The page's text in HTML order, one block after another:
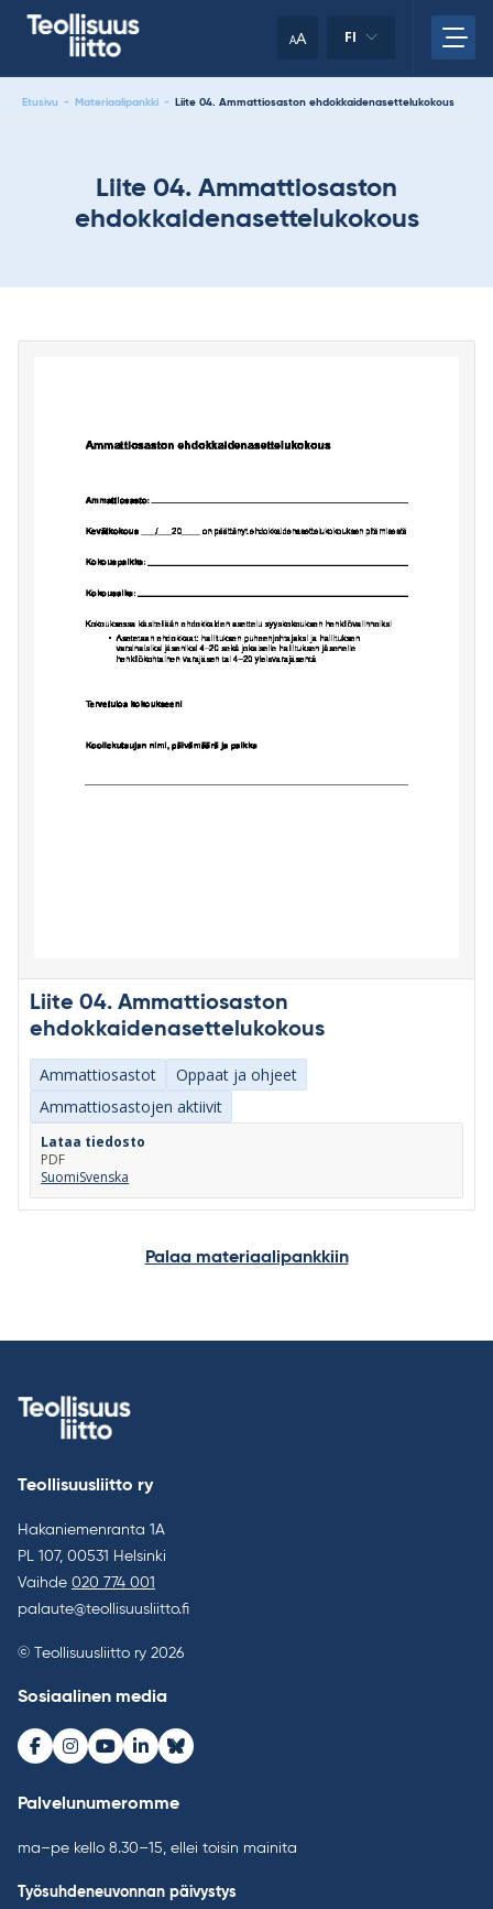
AA FI
Etusivu - Materiaalipankki - Liite 04. Ammattiosaston ehdokkaidenasettelukokous
Liite 04. Ammattiosaston
ehdokkaidenasettelukokous
Liite 04. Ammattiosaston
ehdokkaidenasettelukokous
Ammattiosastot
Oppaat ja ohjeet
Ammattiosastojen aktiivit
Lataa tiedosto
PDF
SuomiSvenska
Palaa materiaalipankkiin
Teollisuusliitto ry
Hakaniemenranta 1A
PL 107, 00531 Helsinki
Vaihde 020 774 001
palaute@teollisuusliitto.fi
© Teollisuusliitto ry 2026
Sosiaalinen media
Facebook
Instagram
Youtube
LinkedInBluesky
Palvelunumeromme
ma–pe kello 8.30–15, ellei toisin mainita
Työsuhdeneuvonnan päivystys